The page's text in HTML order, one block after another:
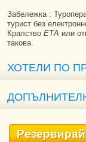
Забележка :
турист без
Кралство ЕТА или
такова.
ХОТЕЛИ ПО
Резервирай